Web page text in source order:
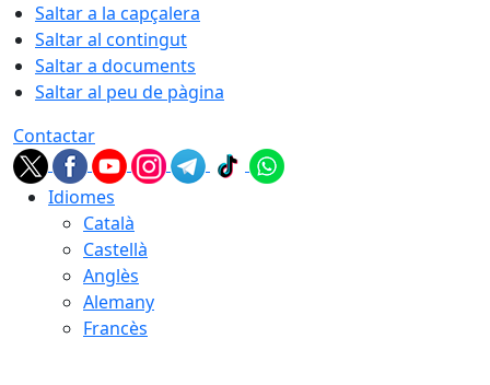
Saltar a la capçalera
Saltar al contingut
Saltar a documents
Saltar al peu de pàgina
Contactar
Idiomes
Català
Castellà
Anglès
Alemany
Francès